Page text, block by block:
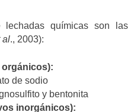
químicas son las
al., 2003):
de sodio
y bentonita
inorgánicos):